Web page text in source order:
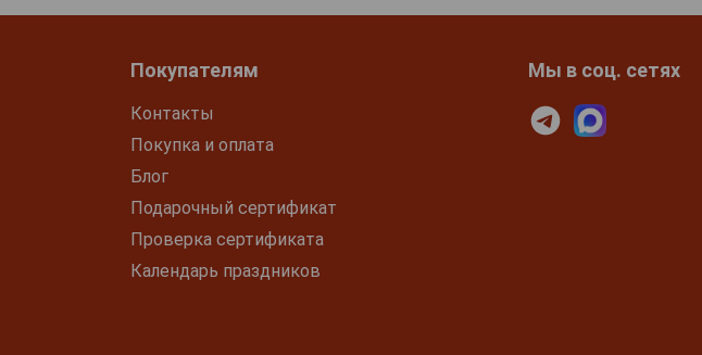
Покупателям
Контакты
Покупка и оплата
Блог
Подарочный сертификат
Проверка сертификата
Календарь праздников
Мы в соц. сетях